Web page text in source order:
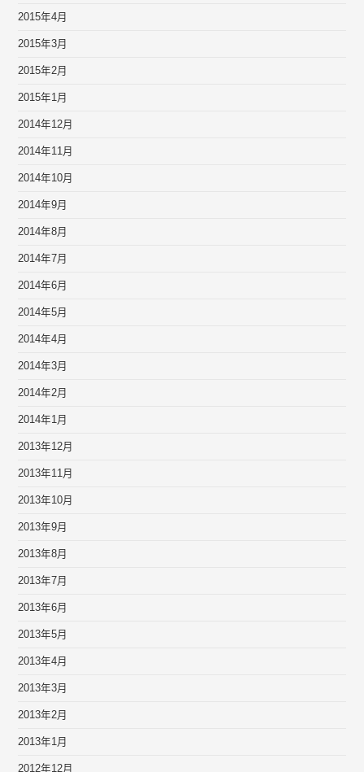
2015年4月
2015年3月
2015年2月
2015年1月
2014年12月
2014年11月
2014年10月
2014年9月
2014年8月
2014年7月
2014年6月
2014年5月
2014年4月
2014年3月
2014年2月
2014年1月
2013年12月
2013年11月
2013年10月
2013年9月
2013年8月
2013年7月
2013年6月
2013年5月
2013年4月
2013年3月
2013年2月
2013年1月
2012年12月